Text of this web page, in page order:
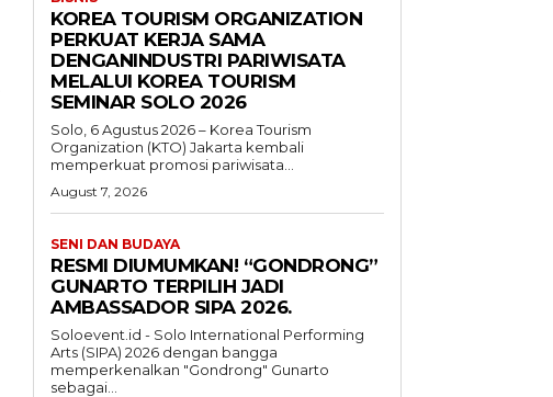
KOREA TOURISM ORGANIZATION
PERKUAT KERJA SAMA
DENGANINDUSTRI PARIWISATA
MELALUI KOREA TOURISM
SEMINAR SOLO 2026
Solo, 6 Agustus 2026 – Korea Tourism
Organization (KTO) Jakarta kembali
memperkuat promosi pariwisata...
August 7, 2026
SENI DAN BUDAYA
RESMI DIUMUMKAN! “GONDRONG”
GUNARTO TERPILIH JADI
AMBASSADOR SIPA 2026.
Soloevent.id - Solo International Performing
Arts (SIPA) 2026 dengan bangga
memperkenalkan "Gondrong" Gunarto
sebagai...